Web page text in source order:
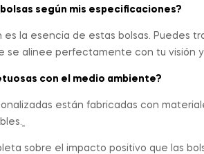
según mis especificaciones?
es la esencia de estas bolsas. Puedes
se alinee perfectamente con tu visión y
con el medio ambiente?
están fabricadas con
sobre el impacto positivo que las